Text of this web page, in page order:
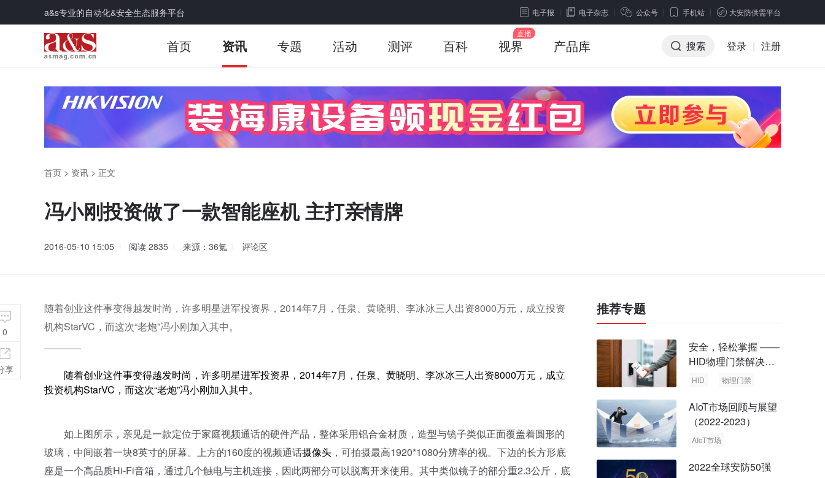
a&s专业的自动化&安全生态服务平台 电子报 电子杂志 公众号 手机站 大安防供需平台
首页 资讯 专题 活动 测评 百科 视界 产品库 搜索 登录 | 注册
首页 > 资讯 > 正文
冯小刚投资做了一款智能座机 主打亲情牌
2016-05-10 15:05 阅读 2835 来源：36氪 评论区
随着创业这件事变得越发时尚，许多明星进军投资界，2014年7月，任泉、黄晓明、李冰冰三人出资8000万元，成立投资
机构StarVC，而这次“老炮”冯小刚加入其中。
随着创业这件事变得越发时尚，许多明星进军投资界，2014年7月，任泉、黄晓明、李冰冰三人出资8000万元，成立
投资机构StarVC，而这次“老炮”冯小刚加入其中。
如上图所示，亲见是一款定位于家庭视频通话的硬件产品，整体采用铝合金材质，造型与镜子类似正面覆盖着圆形的
玻璃，中间嵌着一块8英寸的屏幕。上方的160度的视频通话摄像头 ，可拍摄最高1920*1080分辨率的视。下边的长方形底
座是一个高品质Hi-Fi音箱，通过几个触电与主机连接，因此两部分可以脱离开来使用。其中类似镜子的部分重2.3公斤，底
0
享
推荐专题
安全，轻松掌握 ——
HID物理门禁解决方
案，启动智慧安全新
HID 物理门禁
AIoT市场回顾与展望
（2022-2023）
AIoT市场
2022全球安防50强